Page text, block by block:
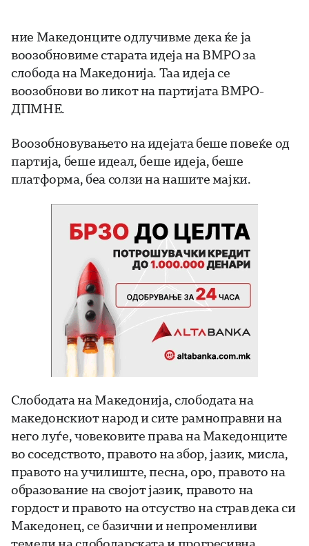
ние Македонците одлучивме дека ќе ја
воозобновиме старата идеја на ВМРО за
слободa на Македонија. Таа идеја се
воозобнови во ликот на партијата ВМРО-
ДПМНЕ.
Воозобновувањето на идејата беше повеќе од
партија, беше идеал, беше идеја, беше
платформа, беа солзи на нашите мајки.
Слободата на Македонија, слободата на
македонскиот народ и сите рамноправни на
него луѓе, човековите права на Македонците
во соседството, правото на збор, јазик, мисла,
правото на училиште, песна, оро, правото на
образование на својот јазик, правото на
гордост и правото на отсуство на страв дека си
Македонец, се базични и непроменливи